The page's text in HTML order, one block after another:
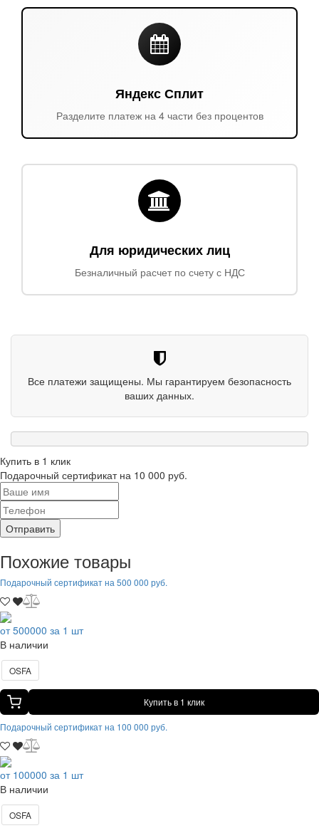
Яндекс Сплит
Разделите платеж на 4 части без процентов
Для юридических лиц
Безналичный расчет по счету с НДС
Все платежи защищены. Мы гарантируем безопасность
ваших данных.
Купить в 1 клик
Подарочный сертификат на 10 000 руб.
Отправить
Похожие товары
Подарочный сертификат на 500 000 руб.
от 500000 за 1 шт
В наличии
OSFA
Купить в 1 клик
Подарочный сертификат на 100 000 руб.
от 100000 за 1 шт
В наличии
OSFA